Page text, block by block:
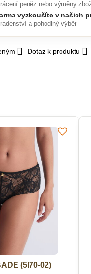
Dotaz k produktu
peněz nebo výměny
vyzkoušíte v našich
a pohodlný výběr
(5I70-02)